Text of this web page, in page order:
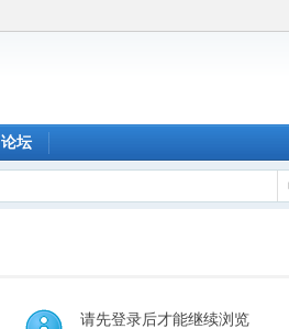
论坛
请先登录后才能继续浏览